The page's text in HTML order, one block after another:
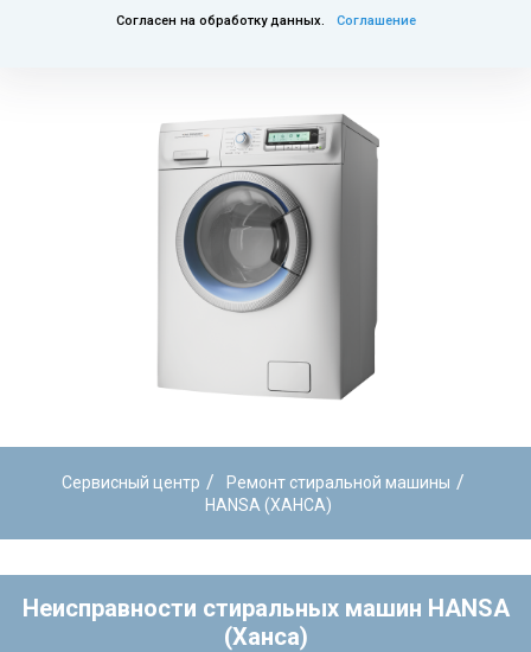
Согласен на обработку данных. Соглашение
Сервисный центр / Ремонт стиральной машины /
HANSA (ХАНСА)
Неисправности стиральных машин HANSA
(Ханса)